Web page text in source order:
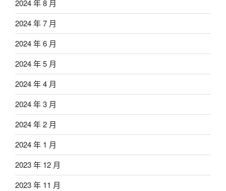
2024 年 8 月
2024 年 7 月
2024 年 6 月
2024 年 5 月
2024 年 4 月
2024 年 3 月
2024 年 2 月
2024 年 1 月
2023 年 12 月
2023 年 11 月